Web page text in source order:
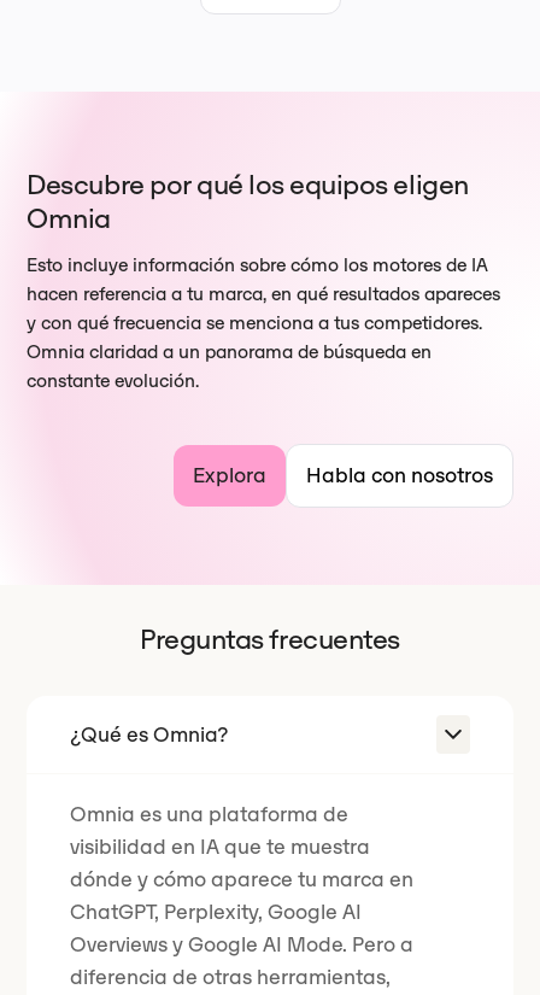
Descubre por qué los equipos eligen
Omnia
Esto incluye información sobre cómo los motores de IA
hacen referencia a tu marca, en qué resultados apareces
y con qué frecuencia se menciona a tus competidores.
Omnia claridad a un panorama de búsqueda en
constante evolución.
Explora Habla con nosotros
Preguntas frecuentes
¿Qué es Omnia?
Omnia es una plataforma de
visibilidad en IA que te muestra
dónde y cómo aparece tu marca en
ChatGPT, Perplexity, Google AI
Overviews y Google AI Mode. Pero a
diferencia de otras herramientas,